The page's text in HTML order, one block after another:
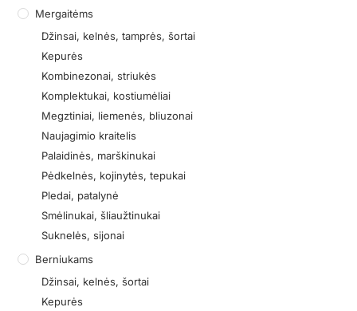
Mergaitėms
Džinsai, kelnės, tamprės, šortai
Kepurės
Kombinezonai, striukės
Komplektukai, kostiumėliai
Megztiniai, liemenės, bliuzonai
Naujagimio kraitelis
Palaidinės, marškinukai
Pėdkelnės, kojinytės, tepukai
Pledai, patalynė
Smėlinukai, šliaužtinukai
Suknelės, sijonai
Berniukams
Džinsai, kelnės, šortai
Kepurės